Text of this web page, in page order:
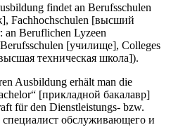
findet an Berufsschulen
Fachhochschulen [высший
an Beruflichen Lyzeen
[училище], Colleges
техническая школа]).
Ausbildung erhält man die
[прикладной бакалавр]
für den Dienstleistungs- bzw.
обслуживающего и